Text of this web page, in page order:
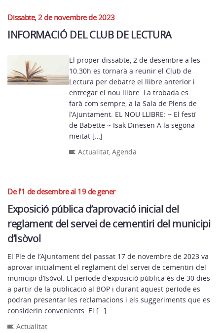
Dissabte, 2 de novembre de 2023
INFORMACIÓ DEL CLUB DE LECTURA
El proper dissabte, 2 de desembre a les
10.30h es tornarà a reunir el Club de
Lectura per debatre el llibre anterior i
entregar el nou llibre. La trobada es
farà com sempre, a la Sala de Plens de
l’Ajuntament. EL NOU LLIBRE: ~ El festí
de Babette ~ Isak Dinesen A la segona
meitat […]
Actualitat,Agenda
De l'1 de desembre al 19 de gener
Exposició pública d’aprovació inicial del
reglament del servei de cementiri del municipi
d’Isòvol
El Ple de l’Ajuntament del passat 17 de novembre de 2023 va
aprovar inicialment el reglament del servei de cementiri del
municipi d’Isòvol. El període d’exposició pública és de 30 dies
a partir de la publicació al BOP i durant aquest període es
podran presentar les reclamacions i els suggeriments que es
considerin convenients. El […]
Actualitat